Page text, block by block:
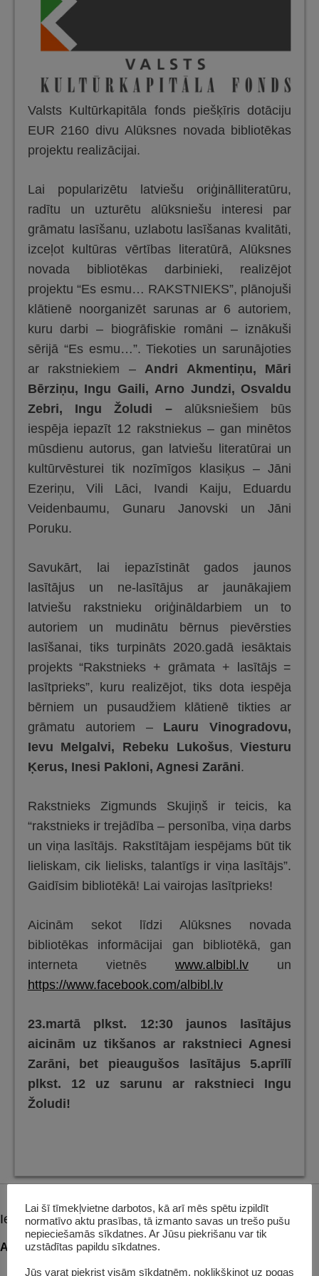
Valsts Kultūrkapitāla fonds piešķīris dotāciju
EUR 2160 divu Alūksnes novada bibliotēkas
projektu realizācijai.
Lai popularizētu latviešu oriģinālliteratūru,
radītu un uzturētu alūksniešu interesi par
grāmatu lasīšanu, uzlabotu lasīšanas kvalitāti,
izceļot kultūras vērtības literatūrā, Alūksnes
novada bibliotēkas darbinieki, realizējot
projektu “Es esmu… RAKSTNIEKS”, plānojuši
klātienē noorganizēt sarunas ar 6 autoriem,
kuru darbi – biogrāfiskie romāni – iznākuši
sērijā “Es esmu…”. Tiekoties un sarunājoties
ar rakstniekiem – Andri Akmentiņu, Māri
Bērziņu, Ingu Gaili, Arno Jundzi, Osvaldu
Zebri, Ingu Žoludi – alūksniešiem būs
iespēja iepazīt 12 rakstniekus – gan minētos
mūsdienu autorus, gan latviešu literatūrai un
kultūrvēsturei tik nozīmīgos klasiķus – Jāni
Ezeriņu, Vili Lāci, Ivandi Kaiju, Eduardu
Veidenbaumu, Gunaru Janovski un Jāni
Poruku.
Savukārt, lai iepazīstināt gados jaunos
lasītājus un ne-lasītājus ar jaunākajiem
latviešu rakstnieku oriģināldarbiem un to
autoriem un mudinātu bērnus pievērsties
lasīšanai, tiks turpināts 2020.gadā iesāktais
projekts “Rakstnieks + grāmata + lasītājs =
lasītprieks”, kuru realizējot, tiks dota iespēja
bērniem un pusaudžiem klātienē tikties ar
grāmatu autoriem – Lauru Vinogradovu,
Ievu Melgalvi, Rebeku Lukošus, Viesturu
Ķerus, Inesi Pakloni, Agnesi Zarāni.
Rakstnieks Zigmunds Skujiņš ir teicis, ka
“rakstnieks ir trejādība – personība, viņa darbs
un viņa lasītājs. Rakstītājam iespējams būt tik
lieliskam, cik lielisks, talantīgs ir viņa lasītājs”.
Gaidīsim bibliotēkā! Lai vairojas lasītprieks!
Aicinām sekot līdzi Alūksnes novada
bibliotēkas informācijai gan bibliotēkā, gan
interneta vietnēswww.albibl.lv un
https://www.facebook.com/albibl.lv
23.martā plkst. 12:30 jaunos lasītājus
aicinām uz tikšanos ar rakstnieci Agnesi
Zarāni, bet pieaugušos lasītājus 5.aprīlī
plkst. 12 uz sarunu ar rakstnieci Ingu
Žoludi!
Post
navigation
Iepriekšējais raksts:
Aicinām uz medijpratības nodarbību!
Lai šī tīmekļvietne darbotos, kā arī mēs spētu izpildīt
normatīvo aktu prasības, tā izmanto savas un trešo pušu
nepieciešamās sīkdatnes. Ar Jūsu piekrišanu var tik
uzstādītas papildu sīkdatnes.
Jūs varat piekrist visām sīkdatnēm, noklikšķinot uz pogas